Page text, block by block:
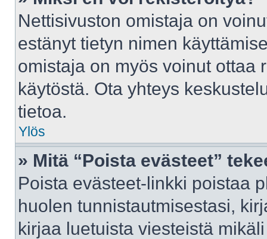
Nettisivuston omistaja on
estänyt tietyn nimen
omistaja on myös voinut ottaa
käytöstä. Ota yhteys
tietoa.
Ylös
» Mitä “Poista evästeet”
Poista evästeet-linkki poistaa
huolen tunnistautmisestasi,
kirjaa luetuista viesteistä